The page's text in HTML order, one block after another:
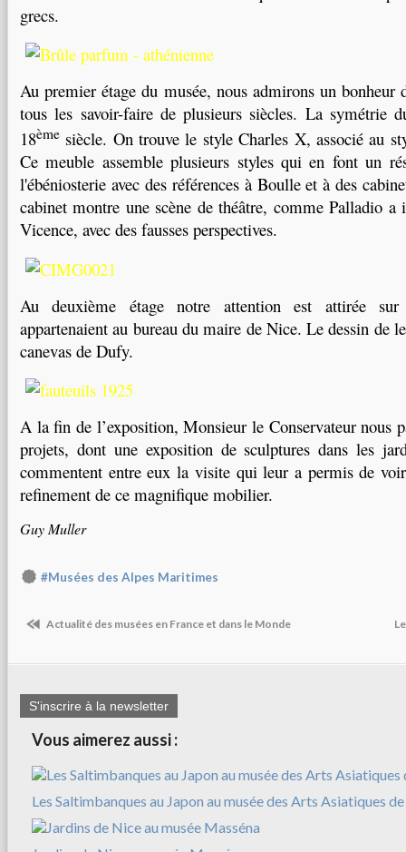
grecs.
Au premier étage du musée, nous admirons un bonheur
tous les savoir-faire de plusieurs siècles. La symétrie
18ème siècle. On trouve le style Charles X, associé au
Ce meuble assemble plusieurs styles qui en font un
l'ébéniosterie avec des références à Boulle et à des
cabinet montre une scène de théâtre, comme Palladio a
Vicence, avec des fausses perspectives.
Au deuxième étage notre attention est attirée
appartenaient au bureau du maire de Nice. Le dessin de
canevas de Dufy.
A la fin de l’exposition, Monsieur le Conservateur nous
projets, dont une exposition de sculptures dans les
commentent entre eux la visite qui leur a permis de
refinement de ce magnifique mobilier.
Guy Muller
#Musées des Alpes Maritimes
Actualité des musées en France et dans le Monde
S'inscrire à la newsletter
Vous aimerez aussi :
Les Saltimbanques au Japon au musée des Arts Asiatiques